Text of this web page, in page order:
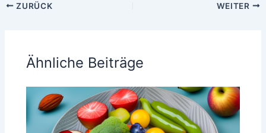
ZURÜCK WEITER
Ähnliche Beiträge